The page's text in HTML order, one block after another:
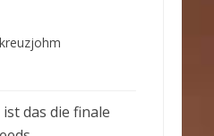
das die finale